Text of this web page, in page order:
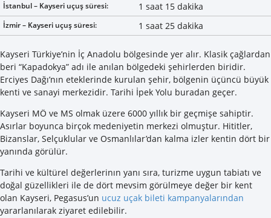
İstanbul – Kayseri uçuş süresi: 1 saat 15 dakika
İzmir – Kayseri uçuş süresi: 1 saat 25 dakika
Kayseri Türkiye’nin İç Anadolu bölgesinde yer alır. Klasik çağlardan
beri “Kapadokya” adı ile anılan bölgedeki şehirlerden biridir.
Erciyes Dağı’nın eteklerinde kurulan şehir, bölgenin üçüncü büyük
kenti ve sanayi merkezidir. Tarihi İpek Yolu buradan geçer.
Kayseri MÖ ve MS olmak üzere 6000 yıllık bir geçmişe sahiptir.
Asırlar boyunca birçok medeniyetin merkezi olmuştur. Hititler,
Bizanslar, Selçuklular ve Osmanlılar’dan kalma izler kentin dört bir
yanında görülür.
Tarihi ve kültürel değerlerinın yanı sıra, turizme uygun tabiatı ve
doğal güzellikleri ile de dört mevsim görülmeye değer bir kent
olan Kayseri, Pegasus’un ucuz uçak bileti kampanyalarından
yararlanılarak ziyaret edilebilir.